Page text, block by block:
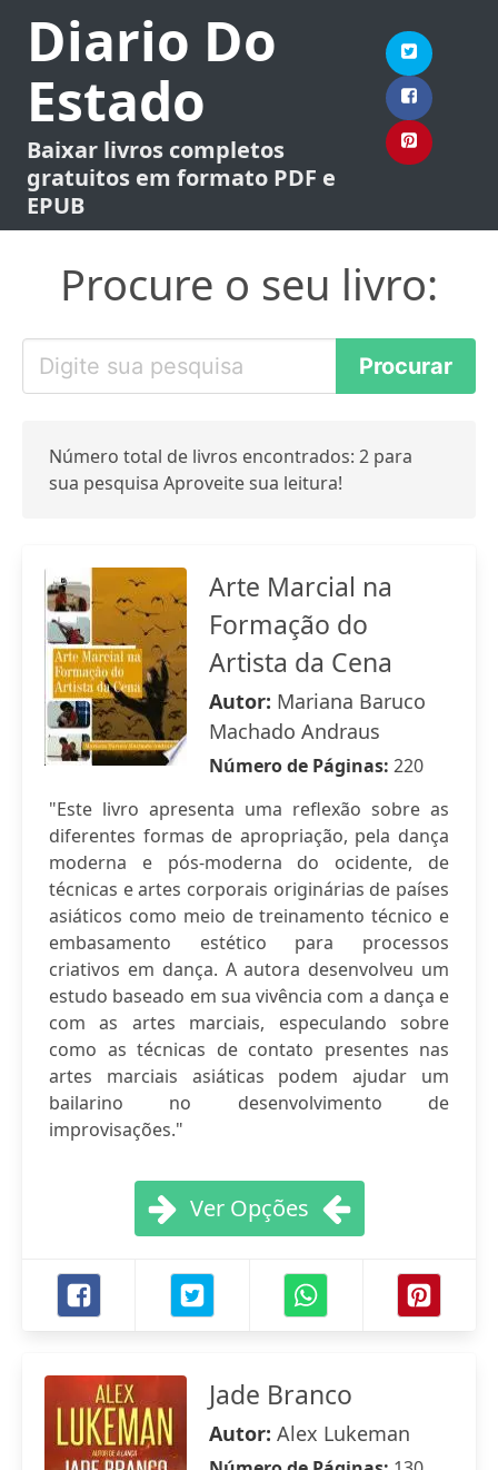
Diario Do
Estado
Baixar livros completos
gratuitos em formato PDF e
EPUB
Procure o seu livro:
Número total de livros encontrados: 2 para
sua pesquisa Aproveite sua leitura!
Arte Marcial na
Formação do
Artista da Cena
Autor: Mariana Baruco
Machado Andraus
Número de Páginas: 220
"Este livro apresenta uma reflexão sobre as
diferentes formas de apropriação, pela dança
moderna e pós-moderna do ocidente, de
técnicas e artes corporais originárias de países
asiáticos como meio de treinamento técnico e
embasamento estético para processos
criativos em dança. A autora desenvolveu um
estudo baseado em sua vivência com a dança e
com as artes marciais, especulando sobre
como as técnicas de contato presentes nas
artes marciais asiáticas podem ajudar um
bailarino no desenvolvimento de
improvisações."
Ver Opções
Jade Branco
Autor: Alex Lukeman